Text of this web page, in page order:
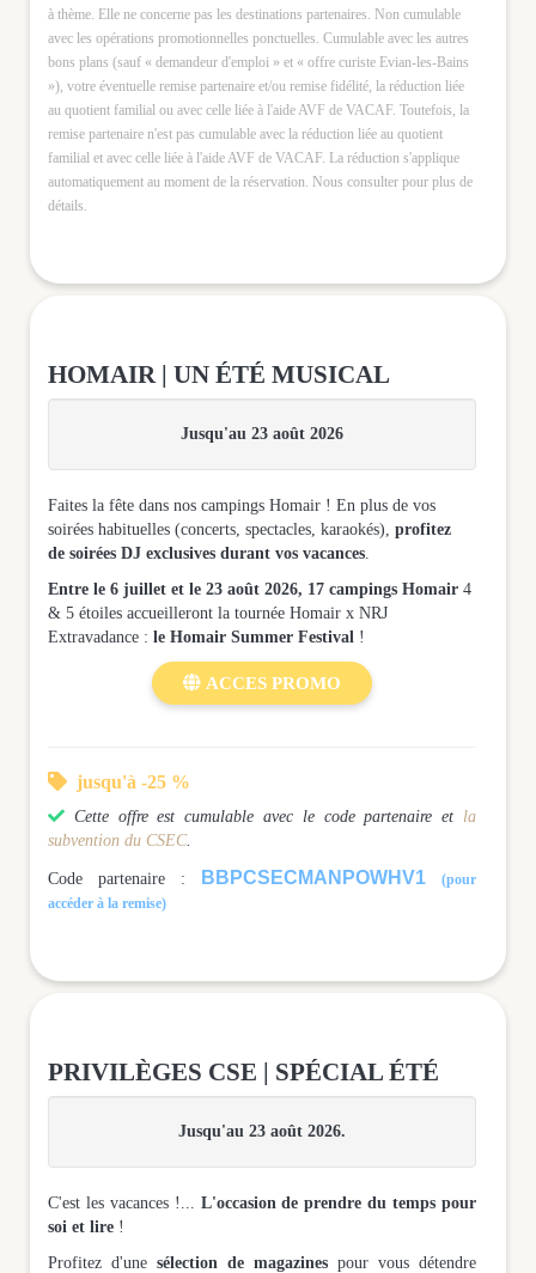
à thème. Elle ne concerne pas les destinations partenaires. Non cumulable
avec les opérations promotionnelles ponctuelles. Cumulable avec les autres
bons plans (sauf « demandeur d'emploi » et « offre curiste Evian-les-Bains
»), votre éventuelle remise partenaire et/ou remise fidélité, la réduction liée
au quotient familial ou avec celle liée à l'aide AVF de VACAF. Toutefois, la
remise partenaire n'est pas cumulable avec la réduction liée au quotient
familial et avec celle liée à l'aide AVF de VACAF. La réduction s'applique
automatiquement au moment de la réservation. Nous consulter pour plus de
détails.
HOMAIR | UN ÉTÉ MUSICAL
Jusqu'au 23 août 2026
Faites la fête dans nos campings Homair ! En plus de vos
soirées habituelles (concerts, spectacles, karaokés), profitez
de soirées DJ exclusives durant vos vacances
Entre le 6 juillet et le 23 août 2026, 17 campings Homair 4
& 5 étoiles accueilleront la tournée Homair x NRJ
Extravadance : le Homair Summer Festival !
 ACCES PROMO
 jusqu'à -25 %
 Cette offre est cumulable avec le code partenaire et la
subvention du CSEC.
Code partenaire : BBPCSECMANPOWHV1
(pour
accéder à la remise)
PRIVILÈGES CSE | SPÉCIAL ÉTÉ
Jusqu'au 23 août 2026.
C'est les vacances !... L'occasion de prendre du temps pour
soi et lire !
Profitez d'une sélection de magazines pour vous détendre